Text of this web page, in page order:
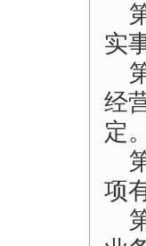
实
经
定。
项